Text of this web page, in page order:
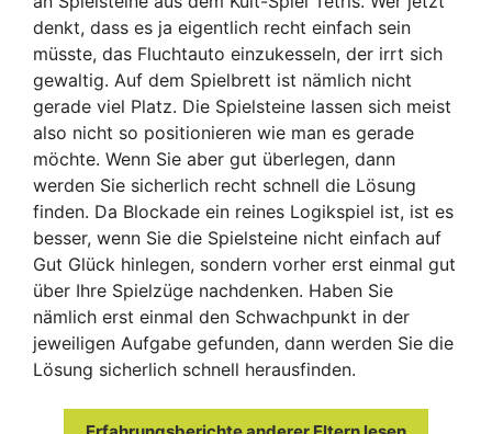
denkt, dass es ja eigentlich recht einfach sein
müsste, das Fluchtauto einzukesseln, der irrt sich
gewaltig. Auf dem Spielbrett ist nämlich nicht
gerade viel Platz. Die Spielsteine lassen sich meist
also nicht so positionieren wie man es gerade
möchte. Wenn Sie aber gut überlegen, dann
werden Sie sicherlich recht schnell die Lösung
finden. Da Blockade ein reines Logikspiel ist, ist es
besser, wenn Sie die Spielsteine nicht einfach auf
Gut Glück hinlegen, sondern vorher erst einmal gut
über Ihre Spielzüge nachdenken. Haben Sie
nämlich erst einmal den Schwachpunkt in der
jeweiligen Aufgabe gefunden, dann werden Sie die
Lösung sicherlich schnell herausfinden.